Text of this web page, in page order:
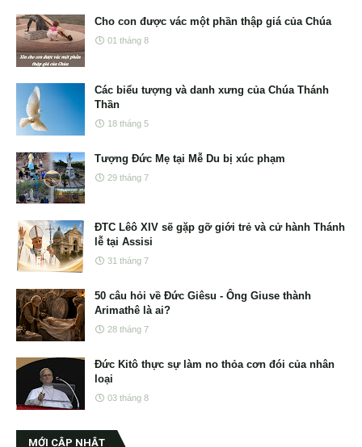
Cho con được vác một phần thập giá của Chúa
01 tháng 8
Các biểu tượng và danh xưng của Chúa Thánh
Thần
18 tháng 5
Tượng Đức Mẹ tại Mễ Du bị xúc phạm
29 tháng 7
ĐTC Lêô XIV sẽ gặp gỡ giới trẻ và cử hành Thánh
lễ tại Assisi
31 tháng 7
50 câu hỏi về Đức Giêsu - Ông Giuse thành
Arimathê là ai?
28 tháng 7
Đức Kitô thực sự làm no thỏa cơn đói của nhân
loại
03 tháng 8
MỚI CẬP NHẬT